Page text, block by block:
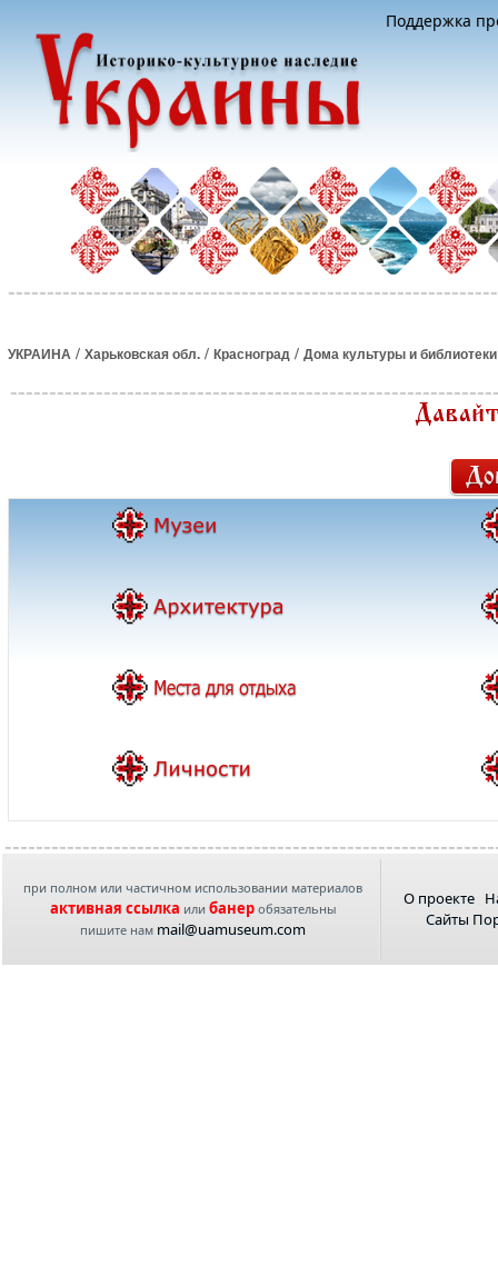
Поддержка
УКРАИНА / Харьковская обл. / Красноград / Дома культуры и библиотеки
при полном или частичном использовании материалов
активная ссылка или банеробязательны
пишите нам mail@uamuseum.com
О проекте
Сайты